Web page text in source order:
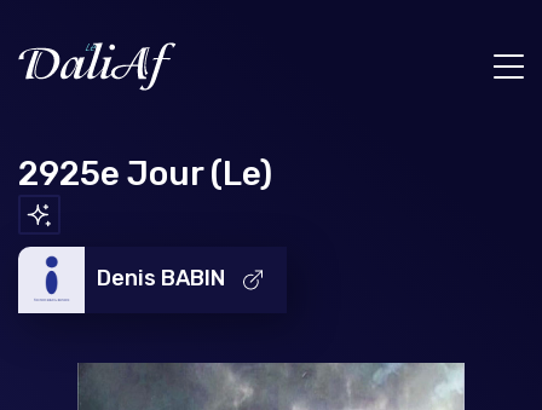
2925e Jour (Le)
Denis BABIN